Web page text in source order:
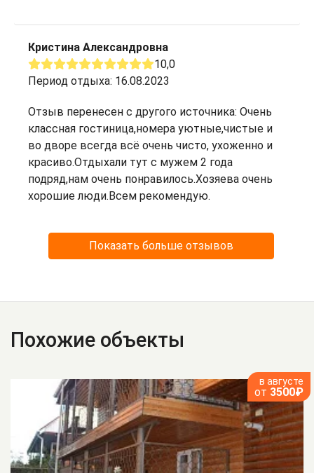
Кристина Александровна
10,0
Период отдыха: 16.08.2023
Отзыв перенесен с другого источника: Очень
классная гостиница,номера уютные,чистые и
во дворе всегда всё очень чисто, ухоженно и
красиво.Отдыхали тут с мужем 2 года
подряд,нам очень понравилось.Хозяева очень
хорошие люди.Всем рекомендую.
Показать больше отзывов
Похожие объекты
в августе
от 3500₽